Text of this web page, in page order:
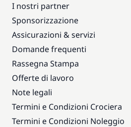
I nostri partner
Sponsorizzazione
Assicurazioni & servizi
Domande frequenti
Rassegna Stampa
Offerte di lavoro
Note legali
Termini e Condizioni Crociera
Termini e Condizioni Noleggio